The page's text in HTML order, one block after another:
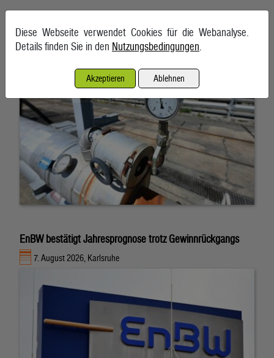
7. August 2026, Wien
EnBW bestätigt Jahresprognose trotz Gewinnrückgangs
7. August 2026, Karlsruhe
Diese Webseite verwendet Cookies für die Webanalyse.
Details finden Sie in den Nutzungsbedingungen
Akzeptieren Ablehnen